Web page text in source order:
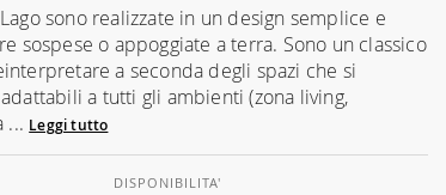
sono realizzate in un design semplice e
sospese o appoggiate a terra. Sono un classico
a seconda degli spazi che si
a tutti gli ambienti (zona living,
... Leggi tutto
DISPONIBILITA'